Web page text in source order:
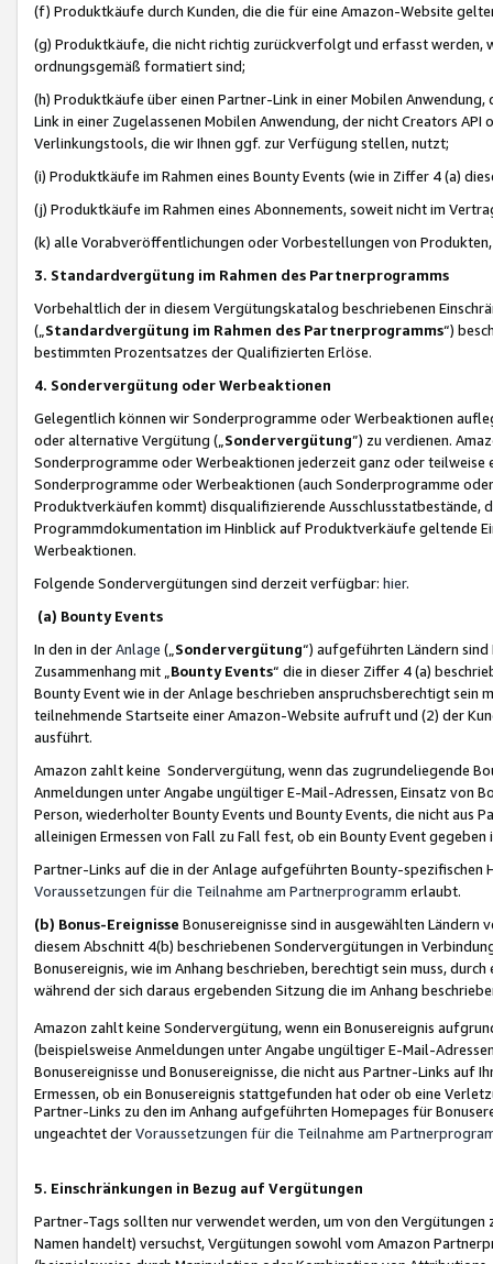
(f) Produktkäufe durch Kunden, die die für eine Amazon-Website
(g) Produktkäufe, die nicht richtig zurückverfolgt und erfasst werden,
ordnungsgemäß formatiert sind;
(h) Produktkäufe über einen Partner-Link in einer Mobilen
Link in einer Zugelassenen Mobilen Anwendung, der nicht Creators
Verlinkungstools, die wir Ihnen ggf. zur Verfügung stellen, nutzt;
(i) Produktkäufe im Rahmen eines Bounty Events (wie in Ziffer 4 (a)
(j) Produktkäufe im Rahmen eines Abonnements, soweit nicht im
(k) alle Vorabveröffentlichungen oder Vorbestellungen von
3. Standardvergütung im Rahmen des Partnerprogramms
Vorbehaltlich der in diesem Vergütungskatalog beschriebenen
(„ Standardvergütung im Rahmen des Partnerprogramms“)
bestimmten Prozentsatzes der Qualifizierten Erlöse.
4. Sondervergütung oder Werbeaktionen
Gelegentlich können wir Sonderprogramme oder Werbeaktionen
oder alternative Vergütung („ Sondervergütung”) zu verdienen.
Sonderprogramme oder Werbeaktionen jederzeit ganz oder
Sonderprogramme oder Werbeaktionen (auch Sonderprogramme
Produktverkäufen kommt) disqualifizierende Ausschlusstatbestände,
Programmdokumentation im Hinblick auf Produktverkäufe geltende
Werbeaktionen.
Folgende Sondervergütungen sind derzeit verfügbar: hier.
(a) Bounty Events
In den in derAnlage („ Sondervergütung“) aufgeführten Ländern
Zusammenhang mit „ Bounty Events“ die in dieser Ziffer 4 (a)
Bounty Event wie in der Anlage beschrieben anspruchsberechtigt sein
teilnehmende Startseite einer Amazon-Website aufruft und (2) der
ausführt.
Amazon zahlt keine Sondervergütung, wenn das zugrundeliegende
Anmeldungen unter Angabe ungültiger E-Mail-Adressen, Einsatz von
Person, wiederholter Bounty Events und Bounty Events, die nicht
alleinigen Ermessen von Fall zu Fall fest, ob ein Bounty Event
Partner-Links auf die in der Anlage aufgeführten Bounty-spezifischen
Voraussetzungen für die Teilnahme am Partnerprogramm erlaubt.
(b) Bonus-Ereignisse Bonusereignisse sind in ausgewählten Ländern
diesem Abschnitt 4(b) beschriebenen Sondervergütungen in
Bonusereignis, wie im Anhang beschrieben, berechtigt sein muss,
während der sich daraus ergebenden Sitzung die im Anhang
Amazon zahlt keine Sondervergütung, wenn ein Bonusereignis
(beispielsweise Anmeldungen unter Angabe ungültiger E-Mail-
Bonusereignisse und Bonusereignisse, die nicht aus Partner-Links auf
Ermessen, ob ein Bonusereignis stattgefunden hat oder ob eine
Partner-Links zu den im Anhang aufgeführten Homepages für
ungeachtet derVoraussetzungen für die Teilnahme am
5. Einschränkungen in Bezug auf Vergütungen
Partner-Tags sollten nur verwendet werden, um von den
Namen handelt) versuchst, Vergütungen sowohl vom Amazon